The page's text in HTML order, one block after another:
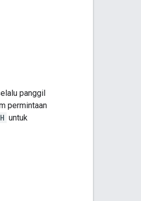
panggil
permintaan
untuk